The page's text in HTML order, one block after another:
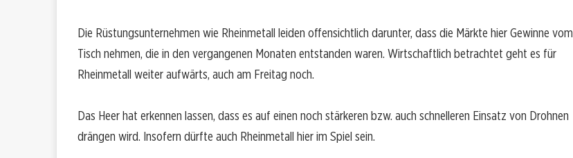
Die Rüstungsunternehmen wie Rheinmetall leiden offensichtlich darunter, dass die Märkte hier Gewinne vom
Tisch nehmen, die in den vergangenen Monaten entstanden waren. Wirtschaftlich betrachtet geht es für
Rheinmetall weiter aufwärts, auch am Freitag noch.
Das Heer hat erkennen lassen, dass es auf einen noch stärkeren bzw. auch schnelleren Einsatz von Drohnen
drängen wird. Insofern dürfte auch Rheinmetall hier im Spiel sein.